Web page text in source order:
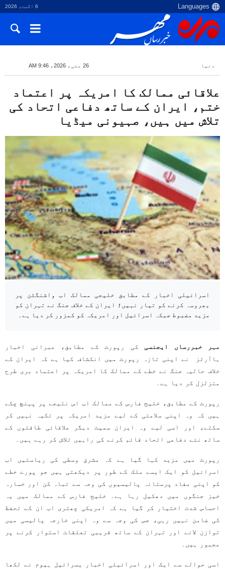
6 اگست، 2026
دنیا 26 مئی، 2026، 9:46 AM
علاقائی ممالک کا امریکہ پر اعتماد
ختم، ایران کے ساتھ دفاعی اتحاد کی
تلاش میں ہیں، صہیونی میڈیا
اسرائیلی اخبار کے مطابق خلیجی ممالک اب واشنگٹن پر
بھروسہ کرنے کو تیار نہیں؛ ایران کے خلاف جنگ نے تہران کو
مزید مضبوط جبکہ اسرائیل اور امریکہ کو کمزور کر دیا ہے۔
مہر خبررساں ایجنسی کی رپورٹ کے مطابق، عبرانی اخبار
ہاآرٹز نے اپنی تازہ رپورٹ میں انکشاف کیا ہے کہ ایران کے
خلاف حالیہ جنگ نے خطے کے ممالک کا امریکہ پر اعتماد بری طرح
متزلزل کر دیا ہے۔
رپورٹ کے مطابق، خلیج فارس کے ممالک اب اس نتیجے پر پہنچ چکے
ہیں کہ وہ اپنی سلامتی کے لیے مزید امریکہ پر تکیہ نہیں کر
سکتے، اور اسی لیے وہ ایران سمیت دیگر علاقائی طاقتوں کے
ساتھ نئے دفاعی اتحاد قائم کرنے کی راہیں تلاش کر رہے ہیں۔
رپورٹ میں مزید کہا گیا ہے کہ مشرق وسطی کی ریاستیں اب
اسرائیل کو ایک ایسے ملک کے طور پر دیکھتی ہیں جو پورے خطے
کو اپنی مفاد پرستانہ پالیسیوں کی وجہ سے تباہ کن اور خسارہ
خیز جنگوں میں دھکیل رہا ہے۔ خلیج فارس کے ممالک میں یہ
احساس شدت اختیار کر گیا ہے کہ امریکی چھتری اب ان کے تحفظ
کی ضامن نہیں رہی، جس کی وجہ سے وہ اپنی خارجہ پالیسی میں
توازن لانے اور تہران کے ساتھ قریبی تعلقات استوار کرنے پر
مجبور ہیں۔
اسی حوالے سے ایک اور اسرائیلی اخبار یسرائیل ہیوم نے لکھا